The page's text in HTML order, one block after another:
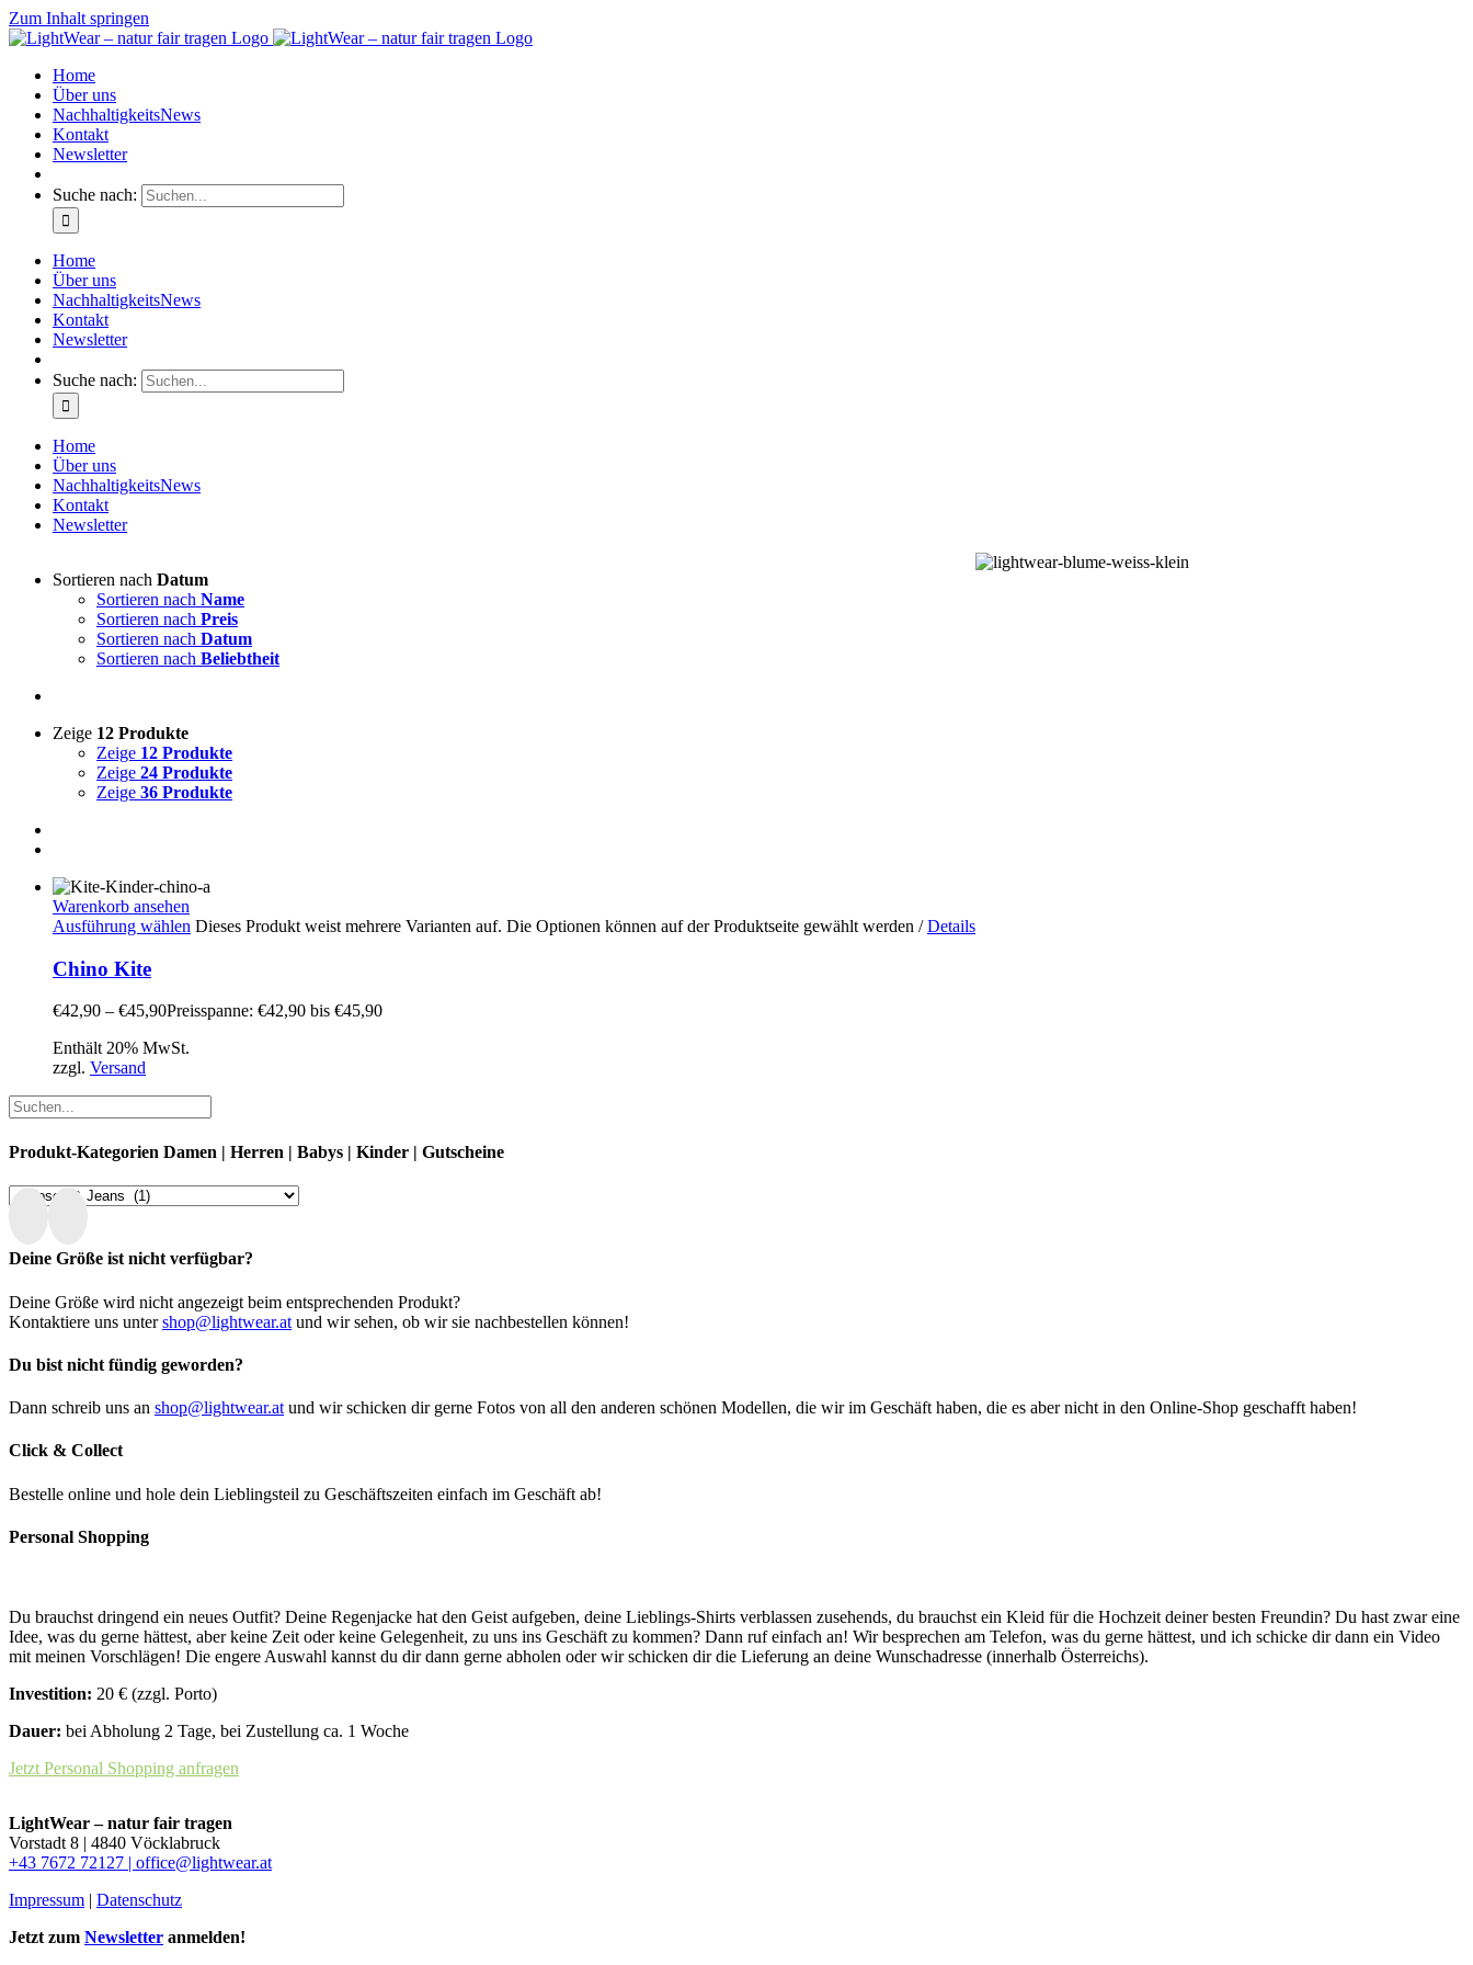
Zum Inhalt springen
Home
Über uns
NachhaltigkeitsNews
Kontakt
Newsletter
Suche nach:
Home
Über uns
NachhaltigkeitsNews
Kontakt
Newsletter
Suche nach:
Home
Über uns
NachhaltigkeitsNews
Kontakt
Newsletter
Sortieren nach Datum
Sortieren nach Name
Sortieren nach Preis
Sortieren nach Datum
Sortieren nach Beliebtheit
Zeige 12 Produkte
Zeige 12 Produkte
Zeige 24 Produkte
Zeige 36 Produkte
Warenkorb ansehen
Ausführung wählen Dieses Produkt weist mehrere Varianten auf. Die Optionen können auf der Produktseite gewählt werden / Details
Chino Kite
€42,90 – €45,90Preisspanne: €42,90 bis €45,90
Enthält 20% MwSt.
zzgl. Versand
Produkt-Kategorien Damen | Herren | Babys | Kinder | Gutscheine
Deine Größe ist nicht verfügbar?
Deine Größe wird nicht angezeigt beim entsprechenden Produkt?
Kontaktiere uns untershop@lightwear.at und wir sehen, ob wir sie nachbestellen können!
Du bist nicht fündig geworden?
Dann schreib uns an shop@lightwear.at und wir schicken dir gerne Fotos von all den anderen schönen Modellen, die wir im Geschäft haben, die es aber nicht in den Online-Shop geschafft haben!
Click & Collect
Bestelle online und hole dein Lieblingsteil zu Geschäftszeiten einfach im Geschäft ab!
Personal Shopping
Du brauchst dringend ein neues Outfit? Deine Regenjacke hat den Geist aufgeben, deine Lieblings-Shirts verblassen zusehends, du brauchst ein Kleid für die Hochzeit deiner besten Freundin? Du hast zwar eine
Idee, was du gerne hättest, aber keine Zeit oder keine Gelegenheit, zu uns ins Geschäft zu kommen? Dann ruf einfach an! Wir besprechen am Telefon, was du gerne hättest, und ich schicke dir dann ein Video
mit meinen Vorschlägen! Die engere Auswahl kannst du dir dann gerne abholen oder wir schicken dir die Lieferung an deine Wunschadresse (innerhalb Österreichs).
Investition: 20 € (zzgl. Porto)
Dauer: bei Abholung 2 Tage, bei Zustellung ca. 1 Woche
Jetzt Personal Shopping anfragen
LightWear – natur fair tragen
Vorstadt 8 | 4840 Vöcklabruck
+43 7672 72127 | office@lightwear.at
Impressum | Datenschutz
Jetzt zum Newsletter anmelden!